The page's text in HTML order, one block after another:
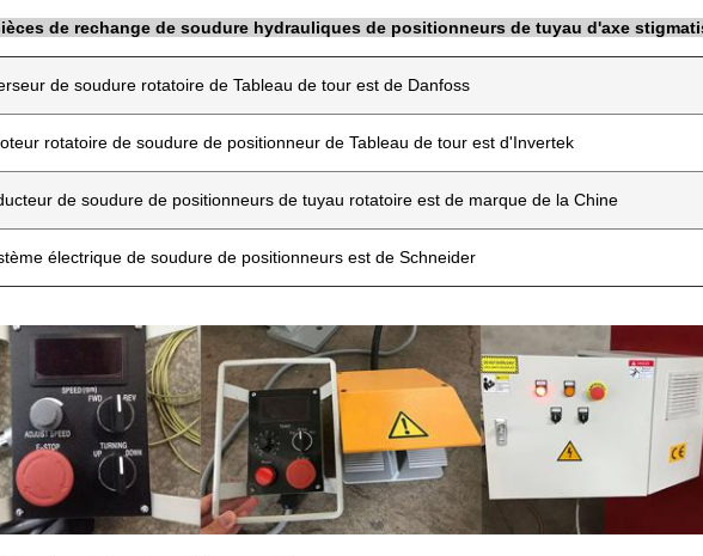
de rechange de soudure hydrauliques de positionneurs de tuyau d'axe
de soudure rotatoire de Tableau de tour est de Danfoss
rotatoire de soudure de positionneur de Tableau de tour est d'Invertek
de soudure de positionneurs de tuyau rotatoire est de marque de la Chine
électrique de soudure de positionneurs est de Schneider